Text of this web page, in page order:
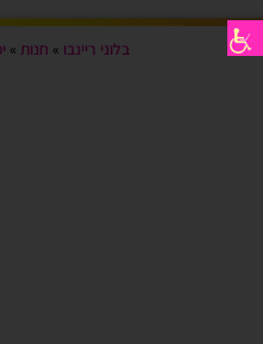
בלוני ריינבו » חנות »